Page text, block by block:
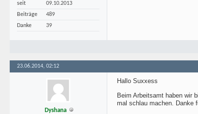
seit
09.10.2013
Beiträge
489
Danke
39
23.06.2014, 02:12
Dyshana
Hallo Suxxess
Beim Arbeitsamt haben wir
mal schlau machen. Danke